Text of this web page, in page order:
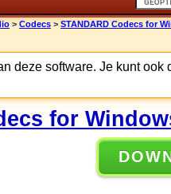
> Codecs > STANDARD Codecs for
deze software. Je kunt ook
for